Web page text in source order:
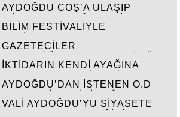
ŞAMMAS!”
AYDOĞDU COŞ’A ULAŞIP
ULAŞMASI!
BİLİM FESTİVALİYLE
AÇILAN 41 YENİ FABRİKA!!
GAZETECİLER
İKTİDARIN KENDİ AYAĞINA
AYDOĞDU’DAN İSTENEN O.D
SAHİBİZ!
VALİ AYDOĞDU’YU SİYASETE